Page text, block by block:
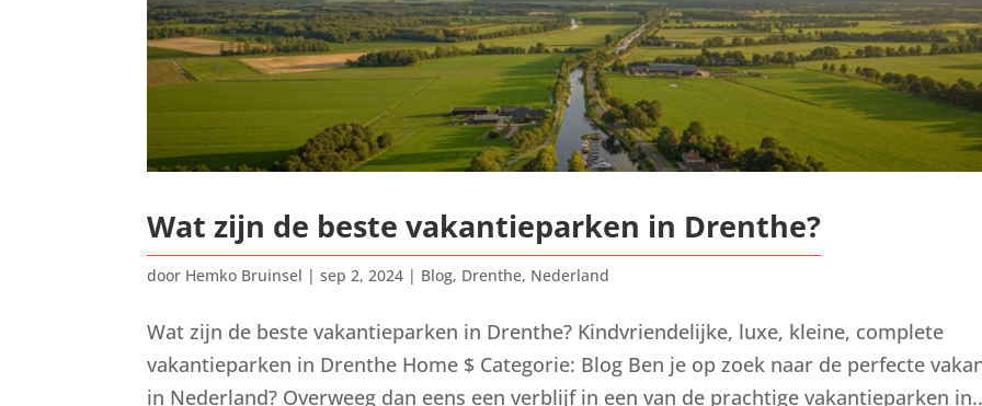
Wat zijn de beste vakantieparken in Drenthe?
door Hemko Bruinsel |sep 2, 2024 | Blog, Drenthe, Nederland
Wat zijn de beste vakantieparken in Drenthe? Kindvriendelijke, luxe, kleine, complete
vakantieparken in Drenthe Home $ Categorie: Blog Ben je op zoek naar de perfecte
in Nederland? Overweeg dan eens een verblijf in een van de prachtige vakantieparken